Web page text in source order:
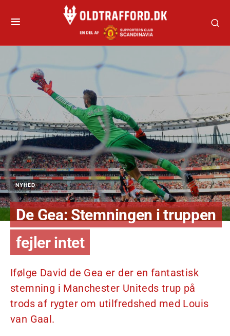
NYHED
De Gea: Stemningen i truppen
fejler intet
Ifølge David de Gea er der en fantastisk
stemning i Manchester Uniteds trup på
trods af rygter om utilfredshed med Louis
van Gaal.